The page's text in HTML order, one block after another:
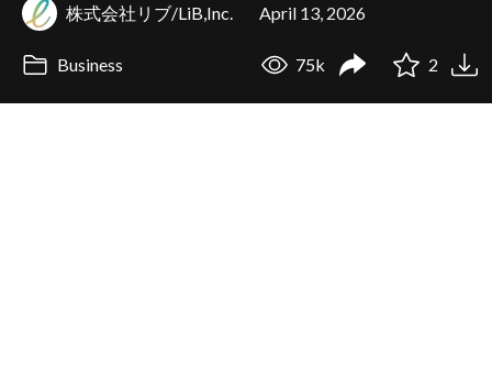
株式会社リブ/LiB,Inc. April 13, 2026
Business 75k 2